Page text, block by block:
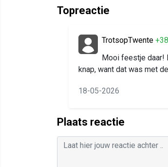
Topreactie
TrotsopTwente
Mooi feestje daar!
knap, want dat was met
18-05-2026
Plaats reactie